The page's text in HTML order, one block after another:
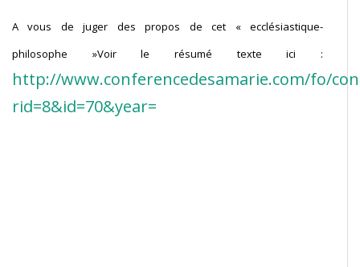
A vous de juger des propos de cet « ecclésiastique-
philosophe »Voir le résumé texte ici :
http://www.conferencedesamarie.com/fo/
rid=8&id=70&year=